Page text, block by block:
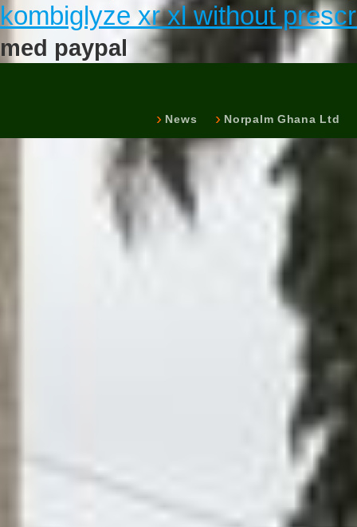
kombiglyze xr xl without
med paypal
News Norpalm Ghana Ltd